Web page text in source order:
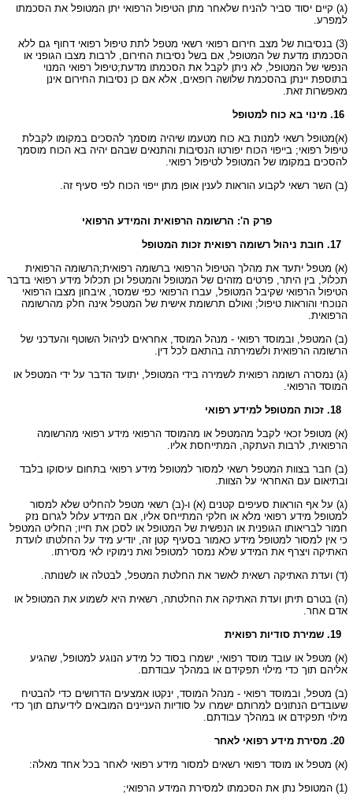
(ג) קיים יסוד סביר להניח שלאחר מתן הטיפול הרפואי יתן המטופל את הסכמתו
למפרע.
(3) בנסיבות של מצב חירום רפואי רשאי מטפל לתת טיפול רפואי דחוף גם ללא
הסכמתו מדעת של המטופל, אם בשל נסיבות החירום, לרבות מצבו הגופני או
הנפשי של המטופל, לא ניתן לקבל את הסכמתו מדעת;טיפול רפואי המנוי
בתוספת יינתן בהסכמת שלושה רופאים, אלא אם כן נסיבות החירום אינן
מאפשרות זאת.
(א)מטופל רשאי למנות בא כוח מטעמו שיהיה מוסמך להסכים במקומו לקבלת
טיפול רפואי; בייפוי הכוח יפורטו הנסיבות והתנאים שבהם יהיה בא הכוח מוסמך
להסכים במקומו של המטופל לטיפול רפואי.
(ב) השר רשאי לקבוע הוראות לענין אופן מתן ייפוי הכוח לפי סעיף זה.
פרק ה': הרשומה הרפואית והמידע הרפואי
(א) מטפל יתעד את מהלך הטיפול הרפואי ברשומה רפואית;הרשומה הרפואית
תכלול, בין היתר, פרטים מזהים של המטופל והמטפל וכן תכלול מידע רפואי בדבר
הטיפול הרפואי שקיבל המטופל, עברו הרפואי כפי שמסר, איבחון מצבו הרפואי
הנוכחי והוראות טיפול; ואולם תרשומת אישית של המטפל אינה חלק מהרשומה
הרפואית.
(ב) המטפל, ובמוסד רפואי - מנהל המוסד, אחראים לניהול השוטף והעדכני של
הרשומה הרפואית ולשמירתה בהתאם לכל דין.
(ג) נמסרה רשומה רפואית לשמירה בידי המטופל, יתועד הדבר על ידי המטפל או
המוסד הרפואי.
(א) מטופל זכאי לקבל מהמטפל או מהמוסד הרפואי מידע רפואי מהרשומה
הרפואית, לרבות העתקה, המתייחסת אליו.
(ב) חבר בצוות המטפל רשאי למסור למטופל מידע רפואי בתחום עיסוקו בלבד
ובתיאום עם האחראי על הצוות.
(ג) על אף הוראות סעיפים קטנים (א) ו-(ב) רשאי מטפל להחליט שלא למסור
למטופל מידע רפואי מלא או חלקי המתייחס אליו, אם המידע עלול לגרום נזק
חמור לבריאותו הגופנית או הנפשית של המטופל או לסכן את חייו; החליט המטפל
כי אין למסור למטופל מידע כאמור בסעיף קטן זה, יודיע מיד על החלטתו לועדת
האתיקה ויצרף את המידע שלא נמסר למטופל ואת נימוקיו לאי מסירתו.
(ד) ועדת האתיקה רשאית לאשר את החלטת המטפל, לבטלה או לשנותה.
(ה) בטרם תיתן ועדת האתיקה את החלטתה, רשאית היא לשמוע את המטופל או
אדם אחר.
(א) מטפל או עובד מוסד רפואי, ישמרו בסוד כל מידע הנוגע למטופל, שהגיע
אליהם תוך כדי מילוי תפקידם או במהלך עבודתם.
(ב) מטפל, ובמוסד רפואי - מנהל המוסד, ינקטו אמצעים הדרושים כדי להבטיח
שעובדים הנתונים למרותם ישמרו על סודיות העניינים המובאים לידיעתם תוך כדי
מילוי תפקידם או במהלך עבודתם.
(א) מטפל או מוסד רפואי רשאים למסור מידע רפואי לאחר בכל אחד מאלה:
(1) המטופל נתן את הסכמתו למסירת המידע הרפואי;